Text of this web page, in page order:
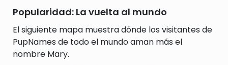
Popularidad: La vuelta al mundo
El siguiente mapa muestra dónde los visitantes de
PupNames de todo el mundo aman más el
nombre Mary.